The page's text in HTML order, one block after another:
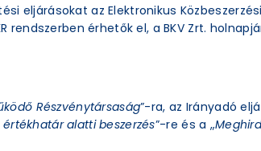
eljárásokat az Elektronikus
rendszerben érhetők el, a BKV Zrt.
Részvénytársaság”-ra, az Irányadó
alatti beszerzés”-re és a „